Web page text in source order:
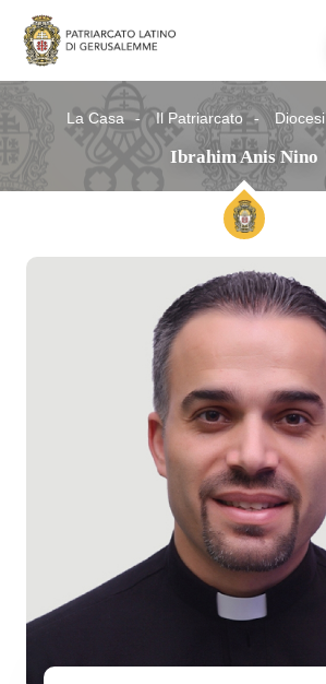
La Casa Il Patriarcato Diocesi
Ibrahim Anis Nino